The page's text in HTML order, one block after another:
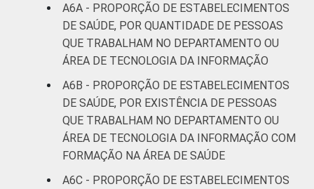
A6A - PROPORÇÃO DE ESTABELECIMENTOS
DE SAÚDE, POR QUANTIDADE DE PESSOAS
QUE TRABALHAM NO DEPARTAMENTO OU
ÁREA DE TECNOLOGIA DA INFORMAÇÃO
A6B - PROPORÇÃO DE ESTABELECIMENTOS
DE SAÚDE, POR EXISTÊNCIA DE PESSOAS
QUE TRABALHAM NO DEPARTAMENTO OU
ÁREA DE TECNOLOGIA DA INFORMAÇÃO COM
FORMAÇÃO NA ÁREA DE SAÚDE
A6C - PROPORÇÃO DE ESTABELECIMENTOS